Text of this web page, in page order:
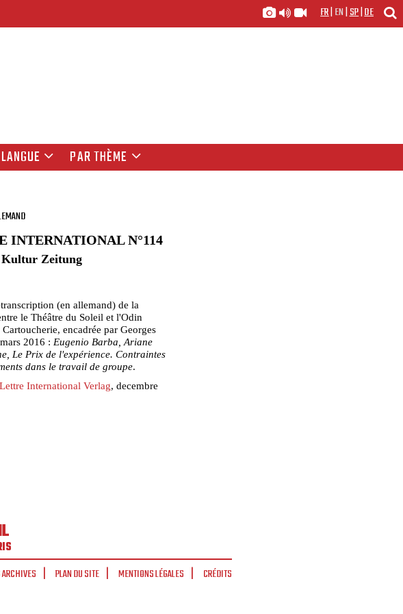
FR|EN|SP|DE
PAR THÈME
INTERNATIONAL N°114
Kultur Zeitung
(en allemand) de la
le Théâtre du Soleil et l'Odin
Cartoucherie, encadrée par Georges
2016 : Eugenio Barba, Ariane
Le Prix de l'expérience. Contraintes
dans le travail de groupe.
Lettre International Verlag, decembre
PLAN DU SITE MENTIONS LÉGALES CRÉDITS